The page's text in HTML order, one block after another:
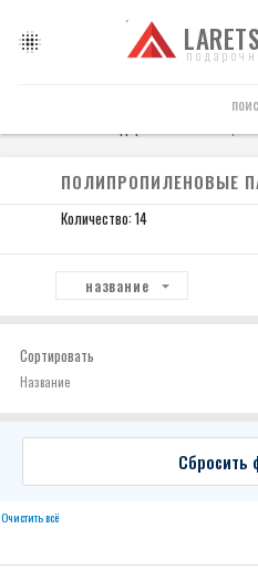
ПОЛИПРОПИЛЕНОВЫЕ
Количество: 14
название
Сортировать
Название
Сбросить
Очистить всё